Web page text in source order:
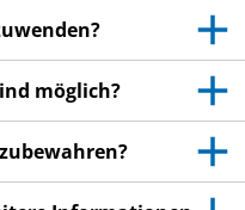
in dieser
sind. Siehe Abschnitt
möglich?